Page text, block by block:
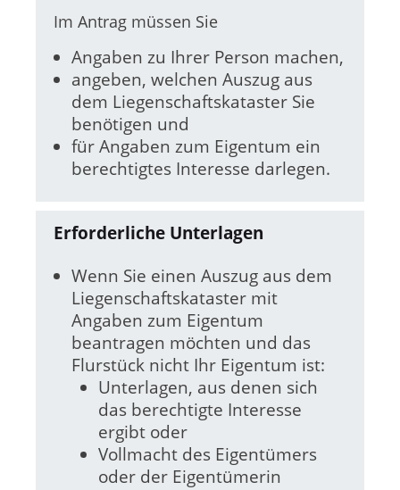
Im Antrag müssen Sie
Angaben zu Ihrer Person machen,
angeben, welchen Auszug aus
dem Liegenschaftskataster Sie
benötigen und
für Angaben zum Eigentum ein
berechtigtes Interesse darlegen.
Erforderliche Unterlagen
Wenn Sie einen Auszug aus dem
Liegenschaftskataster mit
Angaben zum Eigentum
beantragen möchten und das
Flurstück nicht Ihr Eigentum ist:
Unterlagen, aus denen sich
das berechtigte Interesse
ergibt oder
Vollmacht des Eigentümers
oder der Eigentümerin